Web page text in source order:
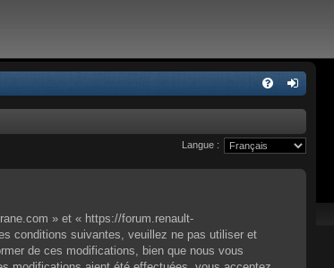
Langue :
» et « https://forum.renault-
conditions suivantes, veuillez ne pas utiliser et
de ces modifications, bien que nous vous